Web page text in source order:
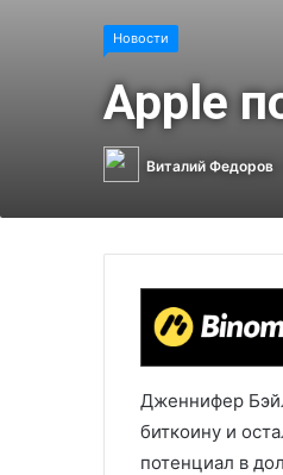
Новости
Apple
Виталий Федоров
Дженнифер
биткоину и
потенциал в